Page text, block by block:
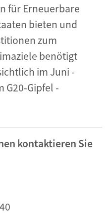
für Erneuerbare
bieten und
zum
benötigt
im Juni -
G20-Gipfel -
kontaktieren Sie